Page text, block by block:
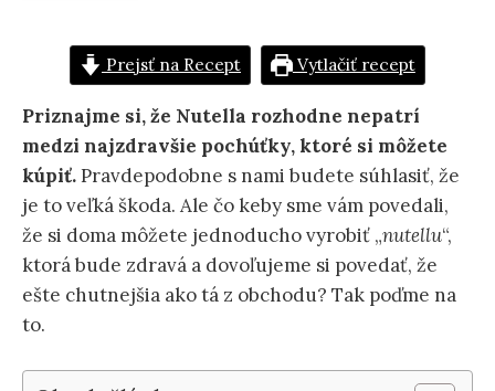
Prejsť na Recept Vytlačiť recept
Priznajme si, že Nutella rozhodne nepatrí
medzi najzdravšie pochúťky, ktoré si môžete
kúpiť.Pravdepodobne s nami budete súhlasiť, že
je to veľká škoda. Ale čo keby sme vám povedali,
že si doma môžete jednoducho vyrobiť „nutellu“,
ktorá bude zdravá a dovoľujeme si povedať, že
ešte chutnejšia ako tá z obchodu? Tak poďme na
to.